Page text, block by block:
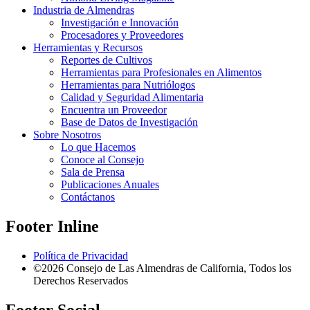
Industria de Almendras
Investigación e Innovación
Procesadores y Proveedores
Herramientas y Recursos
Reportes de Cultivos
Herramientas para Profesionales en Alimentos
Herramientas para Nutriólogos
Calidad y Seguridad Alimentaria
Encuentra un Proveedor
Base de Datos de Investigación
Sobre Nosotros
Lo que Hacemos
Conoce al Consejo
Sala de Prensa
Publicaciones Anuales
Contáctanos
Footer Inline
Política de Privacidad
©2026 Consejo de Las Almendras de California, Todos los
Derechos Reservados